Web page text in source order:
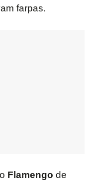
farpas.
Flamengo de